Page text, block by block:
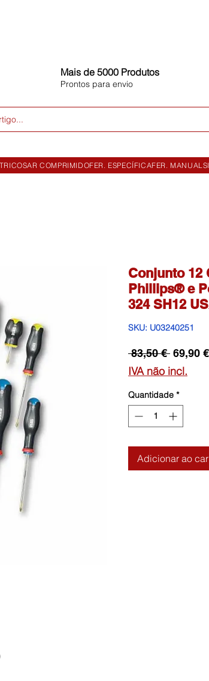
Mais de 5000 Produtos
Prontos para envio
AR COMPRIMIDOFER. ESPECÍFICAFER. MANUAL
Conjunto 12
Phillips® e
324 SH12
SKU: U03240251
83,50 € Preço
normal
69,90 €
IVA não incl.
Quantidade *
Adicionar ao